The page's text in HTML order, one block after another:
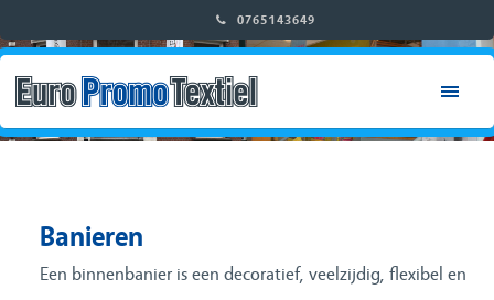
0765143649
Banieren
Een binnenbanier is een decoratief, veelzijdig, flexibel en
RETAIL & WINKELINRICHTING
CITY & EVENT DRESSING
BEURS & STANDBOUW